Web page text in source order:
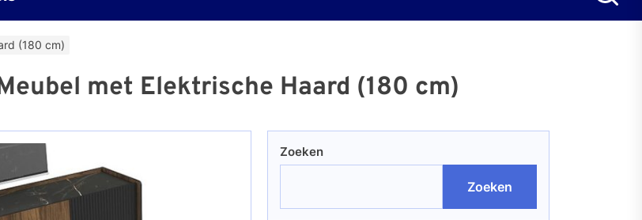
(180 cm)
met Elektrische Haard (180 cm)
Zoeken
Zoeken